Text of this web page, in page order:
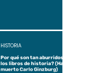
Por qué son tan aburridos
los libros de historia? (Ha
muerto Carlo Ginzburg)
HISTORIA